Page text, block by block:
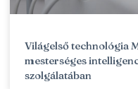
Világelső technológia
mesterséges
szolgálatában